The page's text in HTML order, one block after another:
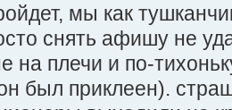
мы как
снять афишу не
на плечи и по-
был приклеен).